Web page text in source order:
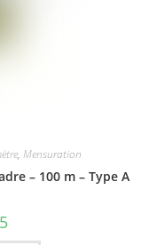
, Mensuration
– 100 m – Type A